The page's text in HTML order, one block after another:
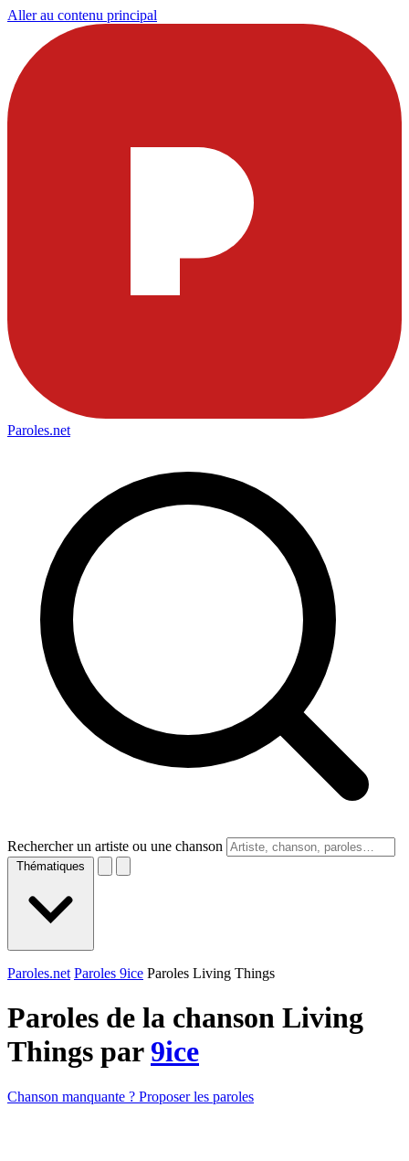
Aller au contenu principal
Paroles.net
Rechercher un artiste ou une chanson
Thématiques
Paroles.net Paroles 9ice Paroles Living Things
Paroles de la chanson Living
Things par9ice
Chanson manquante ? Proposer les paroles